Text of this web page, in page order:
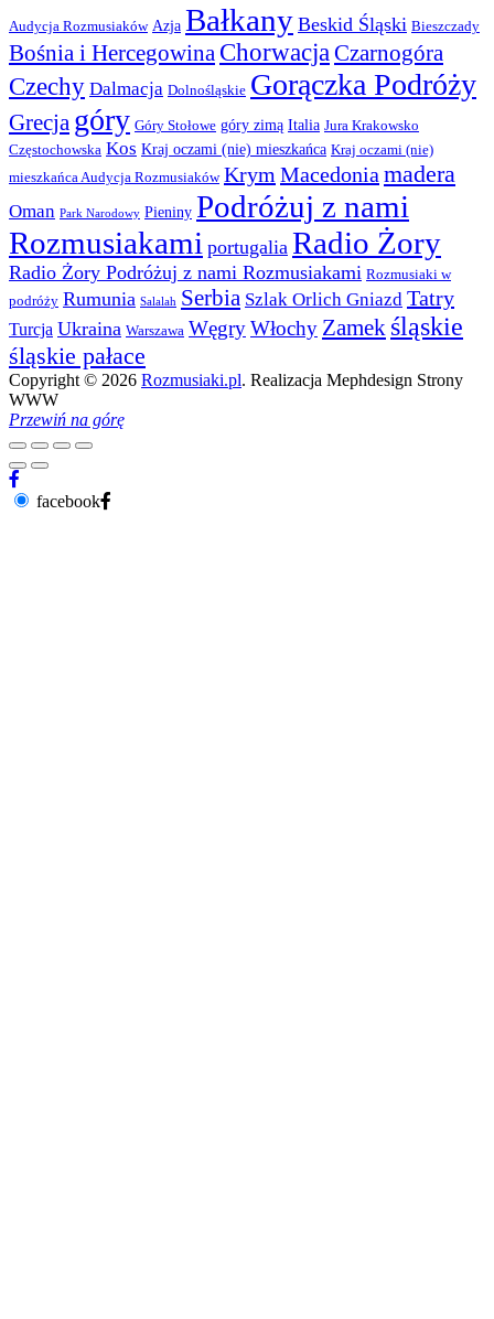
Audycja Rozmusiaków Azja Bałkany Beskid Śląski Bieszczady
Bośnia i Hercegowina Chorwacja Czarnogóra
Czechy Dalmacja Dolnośląskie Gorączka Podróży
Grecja góry Góry Stołowe góry zimą Italia Jura Krakowsko
Częstochowska Kos Kraj oczami (nie) mieszkańca Kraj oczami (nie)
mieszkańca Audycja Rozmusiaków Krym Macedonia madera
Oman Park Narodowy Pieniny Podróżuj z nami
Rozmusiakami portugalia Radio Żory
Radio Żory Podróżuj z nami Rozmusiakami Rozmusiaki w
podróży Rumunia Salalah Serbia Szlak Orlich Gniazd Tatry
Turcja Ukraina Warszawa WęgryWłochy Zamek śląskie
śląskie pałace
Copyright © 2026 Rozmusiaki.pl. Realizacja Mephdesign Strony
WWW
Przewiń na górę
facebook